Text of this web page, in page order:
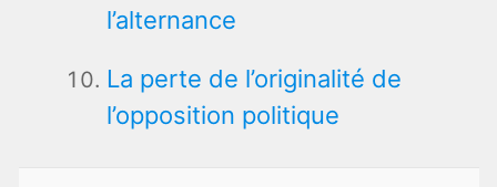
l’alternance
La perte de l’originalité de
l’opposition politique